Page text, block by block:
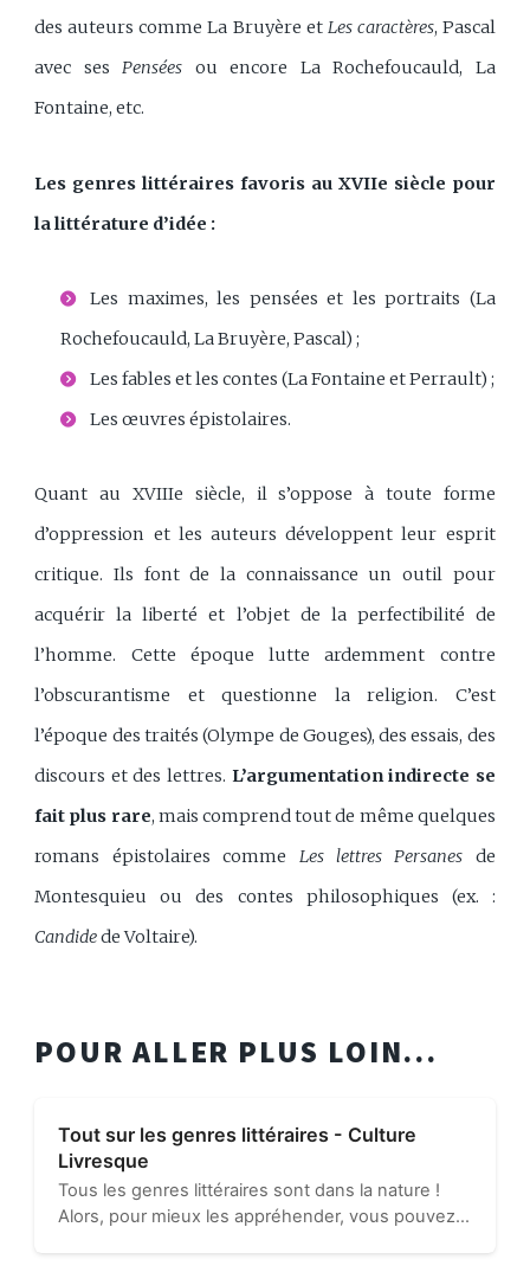
des auteurs comme La Bruyère et Les caractères, Pascal
avec sesPensées ou encore La Rochefoucauld, La
Fontaine, etc.
Les genres littéraires favoris au XVIIe siècle pour
la littérature d’idée :
Les maximes, les pensées et les portraits (La
Rochefoucauld, La Bruyère, Pascal) ;
Les fables et les contes (La Fontaine et Perrault) ;
Les œuvres épistolaires.
Quant au XVIIIe siècle, il s’oppose à toute forme
d’oppression et les auteurs développent leur esprit
critique. Ils font de la connaissance un outil pour
acquérir la liberté et l’objet de la perfectibilité de
l’homme. Cette époque lutte ardemment contre
l’obscurantisme et questionne la religion. C’est
l’époque des traités (Olympe de Gouges), des essais, des
discours et des lettres. L’argumentation indirecte se
fait plus rare, mais comprend tout de même quelques
romans épistolaires comme Les lettres Persanes de
Montesquieu ou des contes philosophiques (ex. :
Candidede Voltaire).
POUR ALLER PLUS LOIN...
Tout sur les genres littéraires - Culture
Livresque
Tous les genres littéraires sont dans la nature !
Alors, pour mieux les appréhender, vous pouvez